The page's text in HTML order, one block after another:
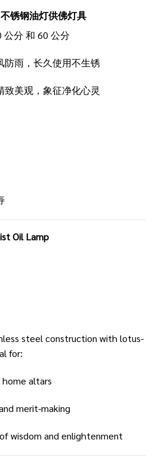
不锈钢油灯供佛灯具
分 和 60 公分
防雨，长久使用不生锈
致美观，象征净化心灵
Oil Lamp
steel construction with lotus-
for:
altars
merit-making
wisdom and enlightenment